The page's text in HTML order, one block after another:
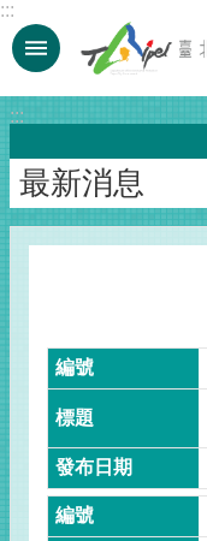
跳到主要內容區塊
:::
:::
最新消息